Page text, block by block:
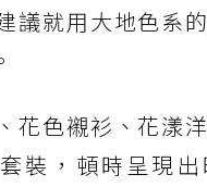
議就用大地色系
花色襯衫、花漾
裝，頓時呈現